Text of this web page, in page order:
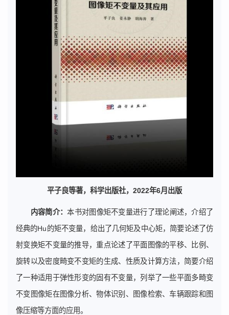
平子良等著，科学出版社，2022年6月出版
内容简介：本书对图像矩不变量进行了理论阐述，介绍了
经典的Hu的矩不变量，给出了几何矩及中心矩，简要论述了仿
射变换矩不变量的推导，重点论述了平面图像的平移、比例、
旋转以及密度畸变不变矩的生成、性质及计算方法，简要介绍
了一种适用于弹性形变的固有不变量，列举了一些平面多畸变
不变图像矩在图像分析、物体识别、图像检索、车辆跟踪和图
像压缩等方面的应用。